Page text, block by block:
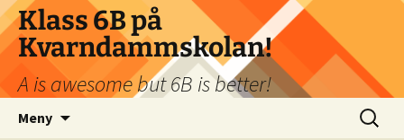
Klass 6B på
Kvarndammskolan!
A is awesome but 6B is better!
Meny
Sök
efter: